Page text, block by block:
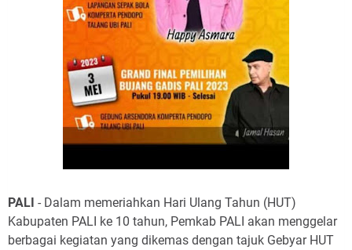
PALI - Dalam memeriahkan Hari Ulang Tahun (HUT)
Kabupaten PALI ke 10 tahun, Pemkab PALI akan menggelar
berbagai kegiatan yang dikemas dengan tajuk Gebyar HUT